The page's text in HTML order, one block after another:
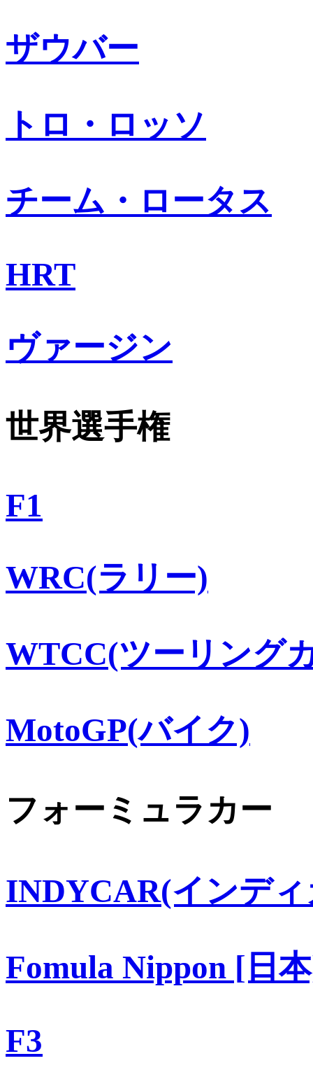
ザウバー
トロ・ロッソ
チーム・ロータス
HRT
ヴァージン
世界選手権
F1
WRC(ラリー)
WTCC(ツーリング
MotoGP(バイク)
フォーミュラカー
INDYCAR(インデ
Fomula Nippon [日
F3